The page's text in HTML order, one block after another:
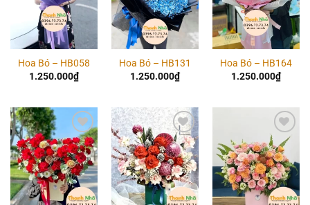
Hoa Bó – HB058
1.250.000₫
Hoa Bó – HB131
1.250.000₫
Hoa Bó – HB164
1.250.000₫
Add to
wishlist
Add to
wishlist
Add to
wishlist